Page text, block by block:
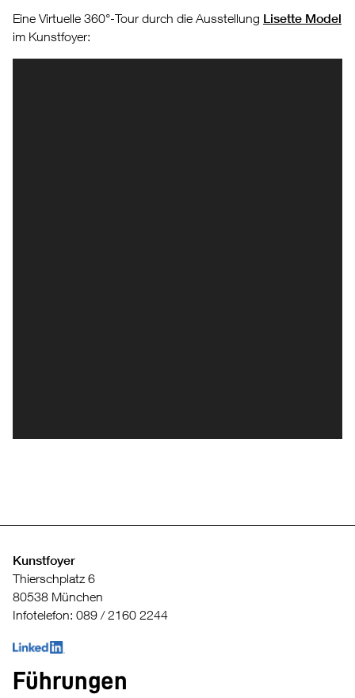
Eine Virtuelle 360°-Tour durch die Ausstellung Lisette Model
im Kunstfoyer:
Kunstfoyer
Thierschplatz 6
80538 München
Infotelefon: 089 / 2160 2244
Führungen